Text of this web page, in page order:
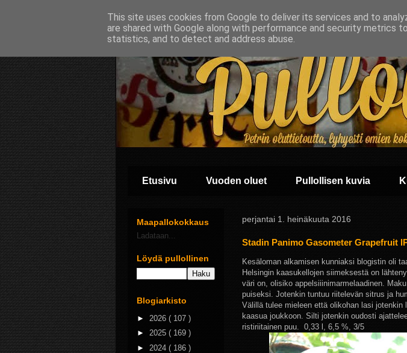
Etusivu Vuoden oluet Pullollisen kuvia
perjantai 1. heinäkuuta 2016
Stadin Panimo Gasometer Grapefruit
Kesäloman alkamisen kunniaksi blogistin oli
Helsingin kaasukellojen siimeksestä on
väri on, olisiko appelsiiinimarmelaadinen.
puiseksi. Jotenkin tuntuu riitelevän sitrus ja
Välillä tulee mieleen että olikohan lasi
kaasua joukkoon. Silti jotenkin oudosti
ristiriitainen puu. 0,33 l, 6,5 %, 3/5
Maapallokokkaus
Ladataan...
Löydä pullollinen
Blogiarkisto
► 2026 ( 107 )
► 2025 ( 169 )
► 2024 ( 186 )
This site uses cookies from Google to deliver its services and to
are shared with Google along with performance and security metrics
statistics, and to detect and address abuse.